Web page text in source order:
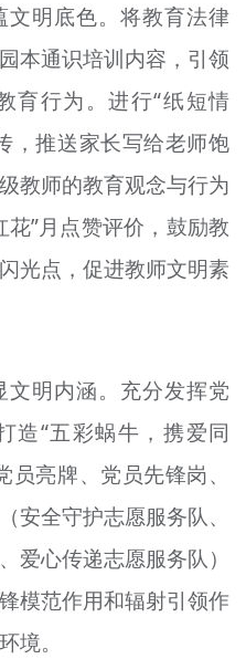
明底色。将教育法律
本通识培训内容，引领
育行为。进行“纸短情
，推送家长写给老师饱
教师的教育观念与行为
”月点赞评价，鼓励教
光点，促进教师文明素
明内涵。充分发挥党
造“五彩蜗牛，携爱同
亮牌、党员先锋岗、
安全守护志愿服务队、
爱心传递志愿服务队）
模范作用和辐射引领作
境。